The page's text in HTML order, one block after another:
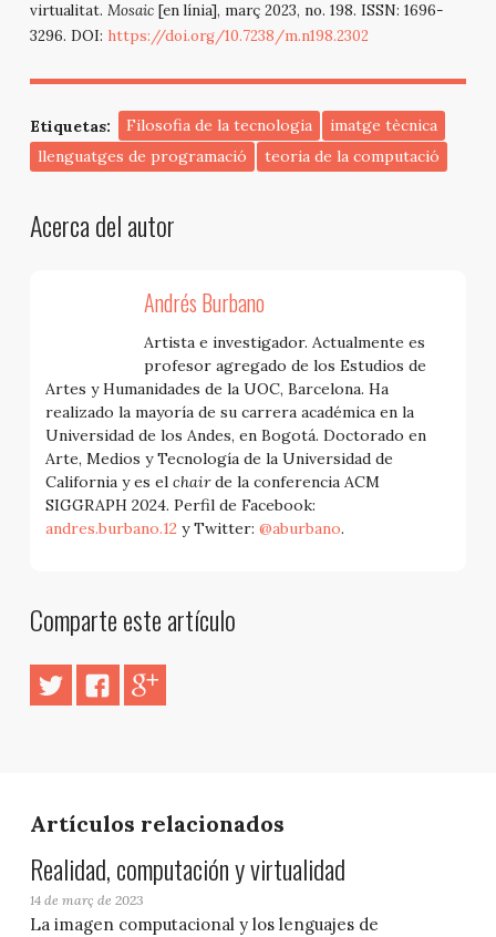
virtualitat. Mosaic[en línia], març 2023, no. 198. ISSN: 1696-
3296. DOI: https://doi.org/10.7238/m.n198.2302
Etiquetas: Filosofia de la tecnologia
imatge tècnica
llenguatges de programació
teoria de la computació
Acerca del autor
Andrés Burbano
Artista e investigador. Actualmente es
profesor agregado de los Estudios de
Artes y Humanidades de la UOC, Barcelona. Ha
realizado la mayoría de su carrera académica en la
Universidad de los Andes, en Bogotá. Doctorado en
Arte, Medios y Tecnología de la Universidad de
California y es el chairde la conferencia ACM
SIGGRAPH 2024. Perfil de Facebook:
andres.burbano.12 y Twitter: @aburbano.
Comparte este artículo
Artículos relacionados
Realidad, computación y virtualidad
14 de març de 2023
La imagen computacional y los lenguajes de